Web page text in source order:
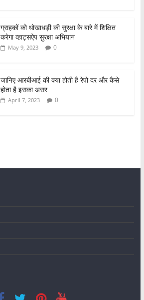
ग्राहकों को धोखाधड़ी की सुरक्षा के बारे में शिक्षित
करेगा व्हाट्सऐप सुरक्षा अभियान
May 9, 2023 0
जानिए आरबीआई की क्या होती है रेपो दर और कैसे
होता है इसका असर
April 7, 2023 0